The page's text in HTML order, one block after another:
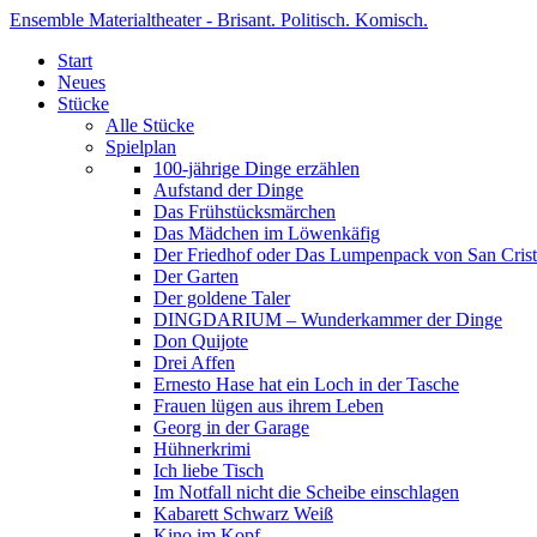
Ensemble Materialtheater - Brisant. Politisch. Komisch.
Start
Neues
Stücke
Alle Stücke
Spielplan
100-jährige Dinge erzählen
Aufstand der Dinge
Das Frühstücksmärchen
Das Mädchen im Löwenkäfig
Der Friedhof oder Das Lumpenpack von San
Der Garten
Der goldene Taler
DINGDARIUM – Wunderkammer der Dinge
Don Quijote
Drei Affen
Ernesto Hase hat ein Loch in der Tasche
Frauen lügen aus ihrem Leben
Georg in der Garage
Hühnerkrimi
Ich liebe Tisch
Im Notfall nicht die Scheibe einschlagen
Kabarett Schwarz Weiß